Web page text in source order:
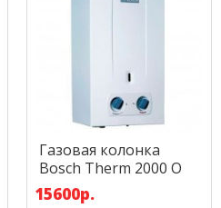
Газовая колонка
Bosch Therm 2000 O
W10KB
15600р.